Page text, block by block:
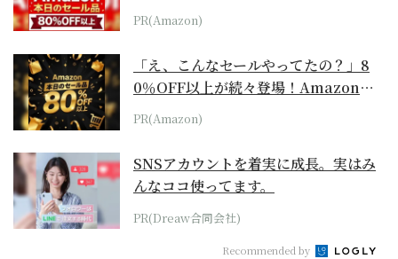
本気が...
PR(Amazon)
「え、こんなセールやってたの？」8
0％OFF以上が続々登場！Amazonの
本気が...
PR(Amazon)
SNSアカウントを着実に成長。実はみ
んなココ使ってます。
PR(Dreaw合同会社)
Recommended by